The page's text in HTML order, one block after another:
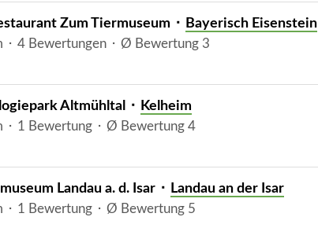
Zum Tiermuseum ⬝ Bayerisch Eisenstein
⬝ 4 Bewertungen ⬝ Ø Bewertung 3
Altmühltal ⬝ Kelheim
⬝ 1 Bewertung ⬝ Ø Bewertung 4
Landau a. d. Isar ⬝ Landau an der Isar
⬝ 1 Bewertung ⬝ Ø Bewertung 5